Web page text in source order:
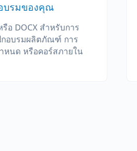
บรมของคุณ
อ DOCX สำหรับการ
กอบรมผลิตภัณฑ์ การ
นด หรือคอร์สภายใน